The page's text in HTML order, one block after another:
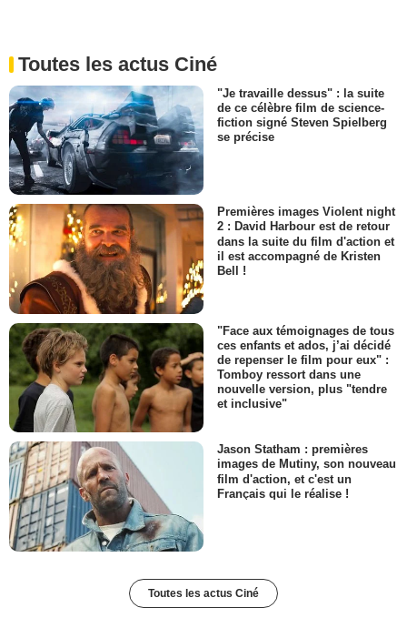
Toutes les actus Ciné
"Je travaille dessus" : la suite
de ce célèbre film de science-
fiction signé Steven Spielberg
se précise
Premières images Violent night
2 : David Harbour est de retour
dans la suite du film d'action et
il est accompagné de Kristen
Bell !
"Face aux témoignages de tous
ces enfants et ados, j’ai décidé
de repenser le film pour eux" :
Tomboy ressort dans une
nouvelle version, plus "tendre
et inclusive"
Jason Statham : premières
images de Mutiny, son nouveau
film d'action, et c'est un
Français qui le réalise !
Toutes les actus Ciné